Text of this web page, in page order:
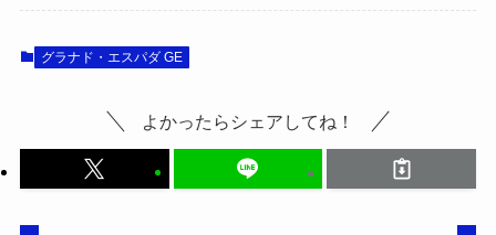
グラナド・エスパダ GE
よかったらシェアしてね！